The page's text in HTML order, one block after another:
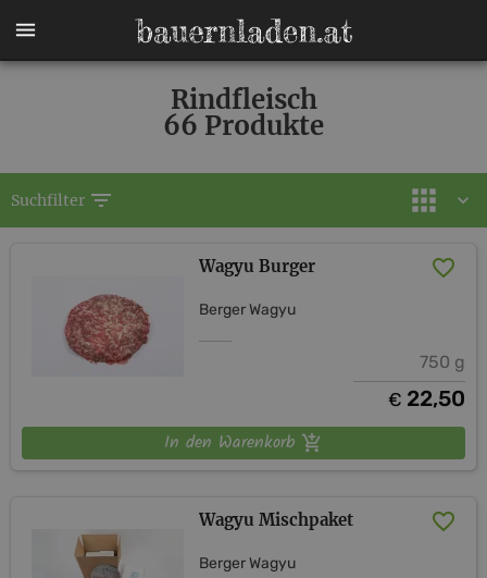
Rindfleisch
66 Produkte
Suchfilter filter_list
Wagyu Burger
Berger Wagyu
750 g
€ 22,50
In den Warenkorb
Wagyu Mischpaket
Berger Wagyu